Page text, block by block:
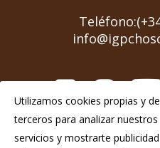
Aviso Legal
Utilizamos cookies propias y de
terceros para analizar nuestros
servicios y mostrarte publicidad